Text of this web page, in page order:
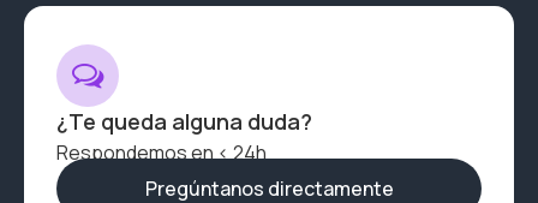
¿Te queda alguna duda?
Respondemos en < 24h
Pregúntanos directamente